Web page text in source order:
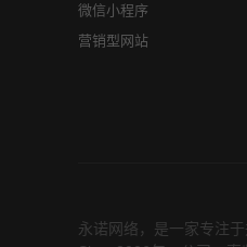
微信小程序
营销型网站
永诺网络，是一家专注于